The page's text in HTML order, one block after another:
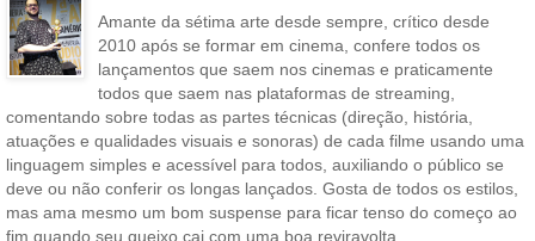
Amante da sétima arte desde sempre, crítico desde
2010 após se formar em cinema, confere todos os
lançamentos que saem nos cinemas e praticamente
todos que saem nas plataformas de streaming,
comentando sobre todas as partes técnicas (direção, história,
atuações e qualidades visuais e sonoras) de cada filme usando uma
linguagem simples e acessível para todos, auxiliando o público se
deve ou não conferir os longas lançados. Gosta de todos os estilos,
mas ama mesmo um bom suspense para ficar tenso do começo ao
fim quando seu queixo cai com uma boa reviravolta.